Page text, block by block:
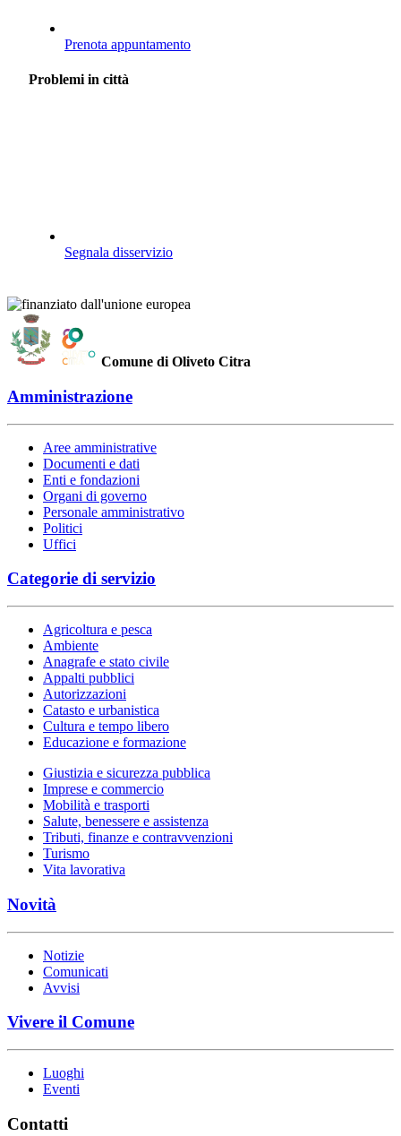
Prenota appuntamento
Problemi in città
Segnala disservizio
Comune di Oliveto Citra
Amministrazione
Aree amministrative
Documenti e dati
Enti e fondazioni
Organi di governo
Personale amministrativo
Politici
Uffici
Categorie di servizio
Agricoltura e pesca
Ambiente
Anagrafe e stato civile
Appalti pubblici
Autorizzazioni
Catasto e urbanistica
Cultura e tempo libero
Educazione e formazione
Giustizia e sicurezza pubblica
Imprese e commercio
Mobilità e trasporti
Salute, benessere e assistenza
Tributi, finanze e contravvenzioni
Turismo
Vita lavorativa
Novità
Notizie
Comunicati
Avvisi
Vivere il Comune
Luoghi
Eventi
Contatti